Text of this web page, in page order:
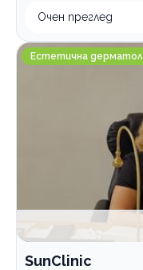
Очен преглед
SunClinic
Естетична
SunClinic